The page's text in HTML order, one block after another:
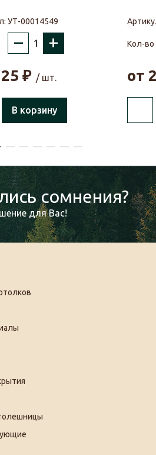
УТ-00014549
– +
₽ / шт.
В корзину
Кол-во
от
сомнения?
для Вас!